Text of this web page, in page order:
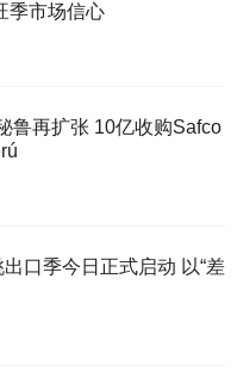
季市场信心
鲁再扩张 10亿收购Safco
口季今日正式启动 以“差